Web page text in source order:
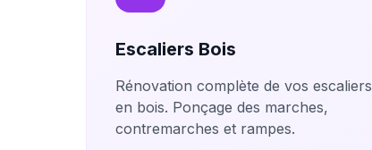
Escaliers Bois
Rénovation complète de vos escaliers
en bois. Ponçage des marches,
contremarches et rampes.